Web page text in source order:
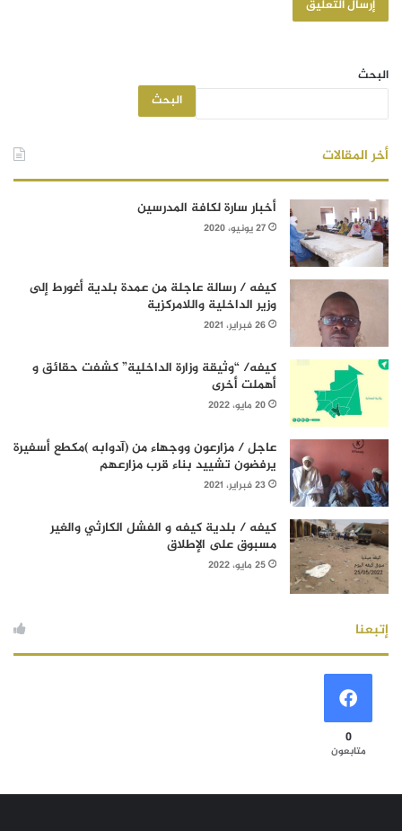
البحث
البحث
أخر المقالات
أخبار سارة لكافة المدرسين
27 يونيو، 2020
كيفه / رسالة عاجلة من عمدة بلدية أغورط إلى
وزير الداخلية واللامركزية
26 فبراير، 2021
كيفه/ “وثيقة وزارة الداخلية” كشفت حقائق و
أهملت أخرى
20 مايو، 2022
عاجل / مزارعون ووجهاء من (آدوابه )مكطع أسفيرة
يرفضون تشييد بناء قرب مزارعهم
23 فبراير، 2021
كيفه / بلدية كيفه و الفشل الكارثي والغير
مسبوق على الإطلاق
25 مايو، 2022
إتبعنا
0
متابعون